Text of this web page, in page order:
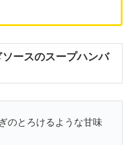
ースのスープハンバ
のとろけるような甘味